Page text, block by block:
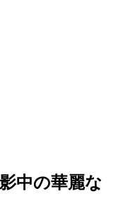
中の華麗な